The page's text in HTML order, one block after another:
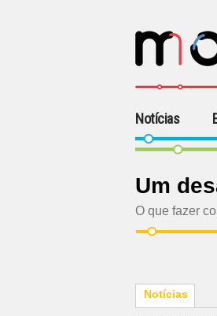
Notícias
Um
O que fazer
Notícias